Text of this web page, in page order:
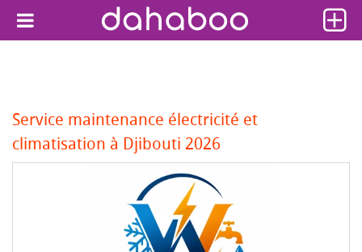
Service maintenance électricité et
climatisation à Djibouti 2026